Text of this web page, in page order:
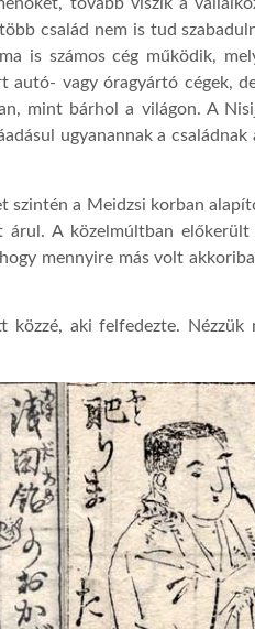
tovább viszik a
család nem is tud
is számos cég működik,
autó- vagy óragyártó cégek,
mint bárhol a világon. A Nisi
ugyanannak a
szintén a Meidzsi korban
árul. A közelmúltban
mennyire más volt
közzé, aki felfedezte.